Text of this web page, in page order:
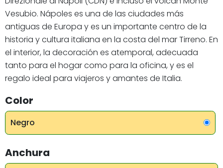
Vesubio. Nápoles es una de las ciudades más
antiguas de Europa y es un importante centro de la
historia y cultura italiana en la costa del mar Tirreno. En
el interior, la decoración es atemporal, adecuada
tanto para el hogar como para la oficina, y es el
regalo ideal para viajeros y amantes de Italia.
Color
Negro
Anchura